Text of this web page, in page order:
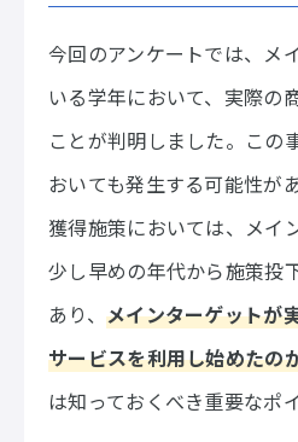
今回のアンケートでは、メ
いる学年において、実際の
ことが判明しました。この
おいても発生する可能性が
獲得施策においては、メイ
少し早めの年代から施策投
あり、 メインターゲットが
サービスを利用し始めたの
は知っておくべき重要なポ